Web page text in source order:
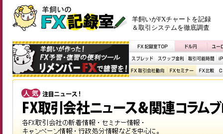
羊飼いがFXチャートを記録
＆取引システムを徹底調査